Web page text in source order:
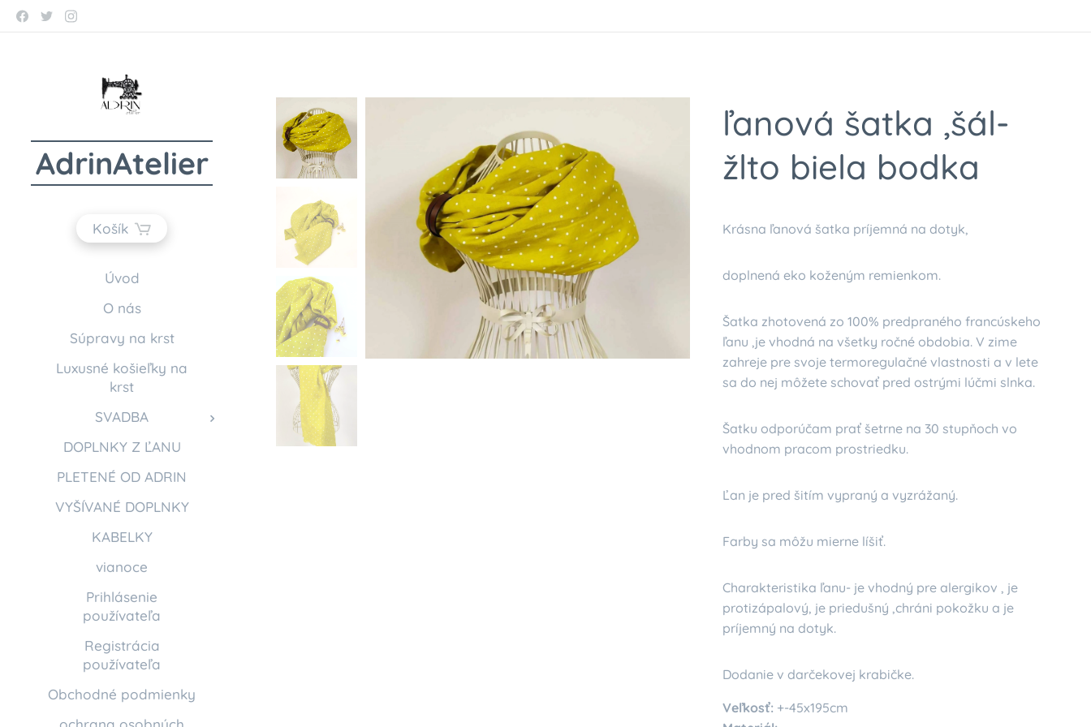
AdrinAtelier
Košík
Úvod
O nás
Súpravy na krst
Luxusné košieľky na
krst
SVADBA
DOPLNKY Z ĽANU
PLETENÉ OD ADRIN
VYŠÍVANÉ DOPLNKY
KABELKY
vianoce
Prihlásenie
používateľa
Registrácia
používateľa
Obchodné podmienky
ľanová šatka ,šál-
žlto biela bodka
Krásna ľanová šatka príjemná na dotyk,
doplnená eko koženým remienkom.
Šatka zhotovená zo 100% predpraného francúskeho
ľanu ,je vhodná na všetky ročné obdobia. V zime
zahreje pre svoje termoregulačné vlastnosti a v lete
sa do nej môžete schovať pred ostrými lúčmi slnka.
Šatku odporúčam prať šetrne na 30 stupňoch vo
vhodnom pracom prostriedku.
Ľan je pred šitím vypraný a vyzrážaný.
Farby sa môžu mierne líšiť.
Charakteristika ľanu- je vhodný pre alergikov , je
protizápalový, je priedušný ,chráni pokožku a je
príjemný na dotyk.
Dodanie v darčekovej krabičke.
Veľkosť: +-45x195cm